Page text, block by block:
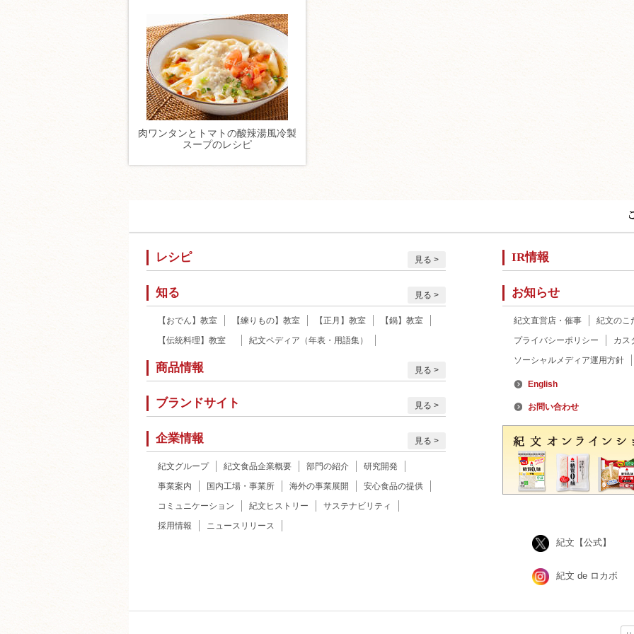
肉ワンタンとトマトの酸辣湯風冷製
スープのレシピ
レシピ 見る
知る 見る
【おでん】教室 【練りもの】教室 【正月】教室
【鍋】教室
【伝統料理】教室
紀文ペディア（年表・用語集）
商品情報 見る
ブランドサイト 見る
企業情報 見る
紀文グループ 紀文食品企業概要 部門の紹介
研究開発
事業案内
国内工場・事業所 海外の事業展開
安心食品の提供
コミュニケーション
紀文ヒストリー
サステナビリティ
採用情報
ニュースリリース
IR情報
お知らせ
紀文直営店・催事
紀文のこ
プライバシーポリシー
カス
ソーシャルメディア運用方針
English
お問い合わせ
紀文【公式】
紀文 de ロカボ